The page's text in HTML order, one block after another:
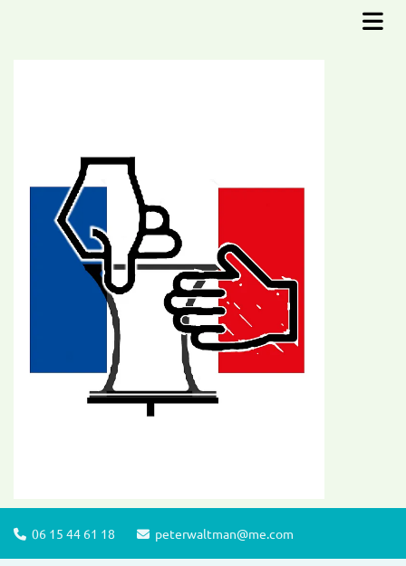
 06 15 44 61 18  peterwaltman@me.com